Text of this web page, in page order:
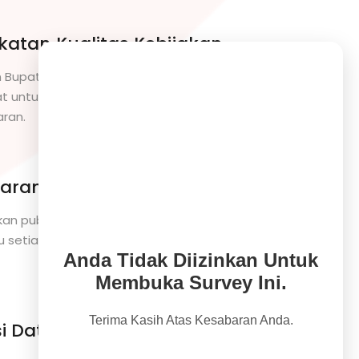
Kualitas Kebijakan
dan dinas didasarkan pada data
untuk menghasilkan kebijakan yang lebih
& Akuntabilitas
publik mengakses data pemerintah dan
keputusan secara jelas dan
Data